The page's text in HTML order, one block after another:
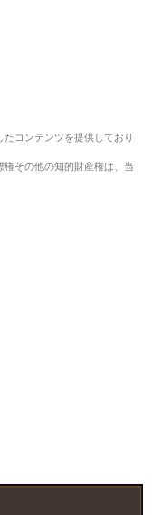
コンテンツを提供しており
その他の知的財産権は、当